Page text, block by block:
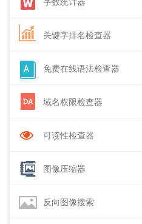
关键字排名检查器
免费在线语法检查器
域名权限检查器
可读性检查器
图像压缩器
反向图像搜索